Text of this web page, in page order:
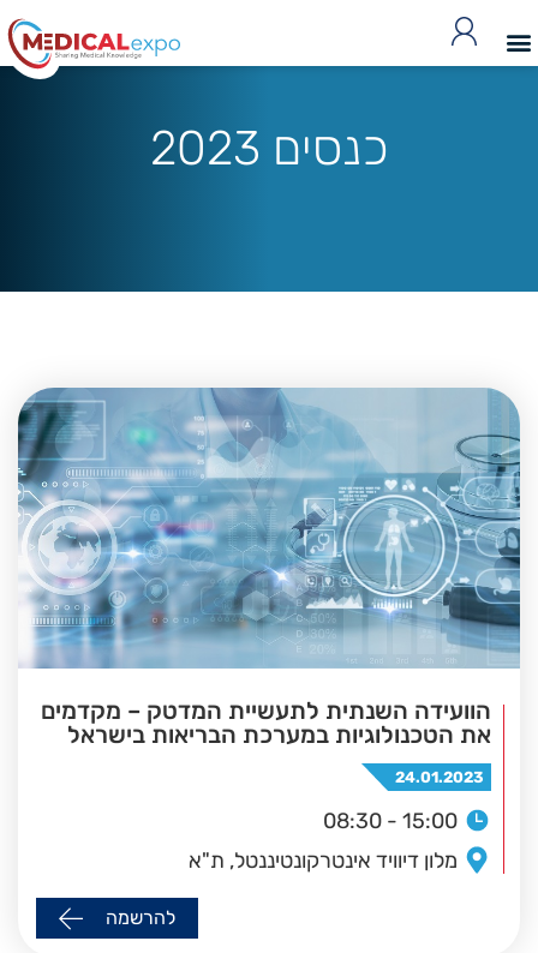
כנסים 2023
הוועידה השנתית לתעשיית המדטק – מקדמים
את הטכנולוגיות במערכת הבריאות בישראל
24.01.2023
08:30 - 15:00
מלון דיוויד אינטרקונטיננטל, ת"א
להרשמה